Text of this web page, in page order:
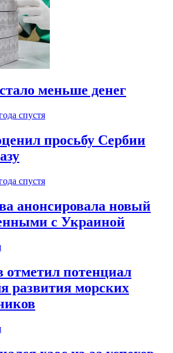
меньше денег
спустя
просьбу Сербии
спустя
анонсировала новый
с Украиной
потенциал
развития морских